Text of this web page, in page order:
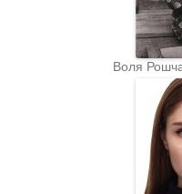
Воля